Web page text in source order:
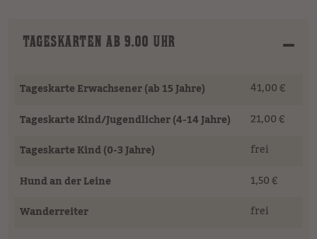
TAGESKARTEN AB 9.00 UHR
Tageskarte Erwachsener (ab 15 Jahre)
41,00 €
Tageskarte Kind/Jugendlicher (4-14 Jahre)
21,00 €
Tageskarte Kind (0-3 Jahre)
frei
Hund an der Leine
1,50 €
Wanderreiter
frei